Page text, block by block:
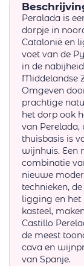
Peralada is
dorpje in
Catalonië en
voet van de
in de
Middelandse
Omgeven
prachtige
het dorp ook
van Perelada,
thuisbasis is
wijnhuis. Een
combinatie
nieuwe
technieken,
ligging en het
kasteel,
Castillo
de meest
cava en
van Spanje.